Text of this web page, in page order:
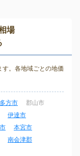
場
。各地域ごとの地価
方市
郡山市
伊達市
本宮市
南会津郡